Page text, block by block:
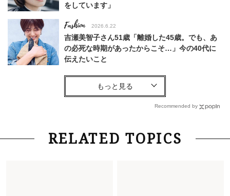
をしています」
Fashion 2026.6.22
吉瀬美智子さん51歳「離婚した45歳。でも、あ
の必死な時期があったからこそ…」今の40代に
伝えたいこと
Fashion
【40代コンサバ派】白Tシャツは「パール×ゴー
Lifestyle 2026.7.29
「お若いですね」は褒め言葉？“若い＝美しい”と
Recommended by
RELATED TOPICS